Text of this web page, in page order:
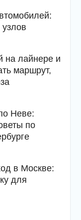
на лайнере и
маршрут,
Неве:
по
в Москве:
для